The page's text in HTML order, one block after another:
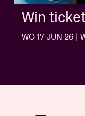
Win
WO 10 JUN 26 |